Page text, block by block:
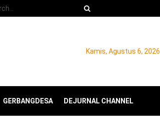
Kamis, Agustus 6, 2026
GERBANGDESA DEJURNAL CHANNEL